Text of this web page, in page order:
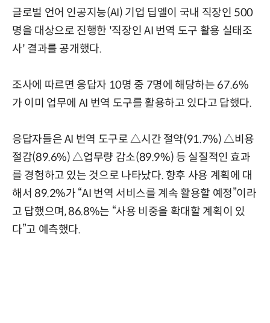
글로벌 언어 인공지능(AI) 기업 딥엘이 국내 직장인 500
명을 대상으로 진행한 '직장인 AI 번역 도구 활용 실태조
사' 결과를 공개했다.
조사에 따르면 응답자 10명 중 7명에 해당하는 67.6%
가 이미 업무에 AI 번역 도구를 활용하고 있다고 답했다.
응답자들은 AI 번역 도구로 △시간 절약(91.7%) △비용
절감(89.6%) △업무량 감소(89.9%) 등 실질적인 효과
를 경험하고 있는 것으로 나타났다. 향후 사용 계획에 대
해서 89.2%가 “AI 번역 서비스를 계속 활용할 예정”이라
고 답했으며, 86.8%는 “사용 비중을 확대할 계획이 있
다”고 예측했다.